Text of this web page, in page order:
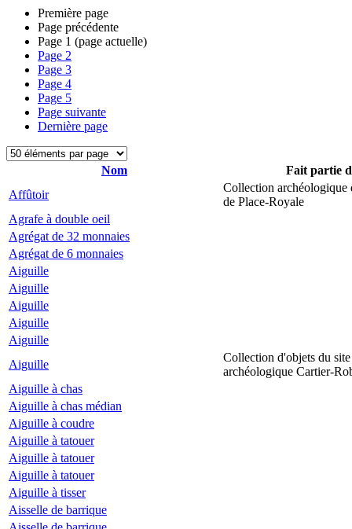
Première page
Page précédente
Page 1 (page actuelle)
Page 2
Page 3
Page 4
Page 5
Page suivante
Dernière page
Nom
Fait partie
Affûtoir
Collection archéologique
de Place-Royale
Agrafe à double oeil
Agrégat de 32 monnaies
Agrégat de 6 monnaies
Aiguille
Aiguille
Aiguille
Aiguille
Aiguille
Aiguille
Collection d'objets du site
archéologique Cartier-
Aiguille à chas
Aiguille à chas médian
Aiguille à coudre
Aiguille à tatouer
Aiguille à tatouer
Aiguille à tatouer
Aiguille à tisser
Aisselle de barrique